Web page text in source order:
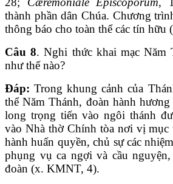
thành phần dân Chúa. Chương
thông báo cho toàn thể các tín
Câu 8. Nghi thức khai mạc Năm
như thế nào?
Đáp: Trong khung cảnh của
thể Năm Thánh, đoàn hành
long trọng tiến vào ngôi thánh
vào Nhà thờ Chính tòa nơi vị mục
hành huấn quyền, chủ sự các
phụng vụ ca ngợi và cầu
đoàn (x. KMNT, 4).